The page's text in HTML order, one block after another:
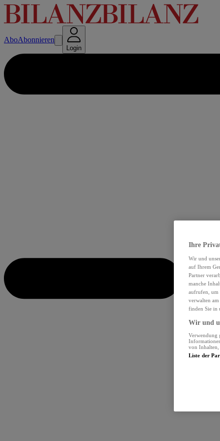
AboAbonnieren
Login
Ihre
Wir und
auf Ihrem
Partner
manche
aufrufen, um
verwalten
finden Sie in
Wir und
Verwendung
von Inhalten,
Liste der